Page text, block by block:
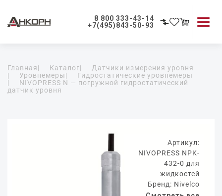
8 800 333-43-14
+7(495)843-50-93
Применение приборов
Как мы работаем
Главная| Каталог|
Датчики измерения уровня
|
Уровнемеры|
Гидростатические уровнемеры
|
NIVOPRESS N — погружной гидростатический
датчик уровня
Артикул:
NIVOPRESS NPK-
432-0 для
жидкостей
Бренд: Nivelco